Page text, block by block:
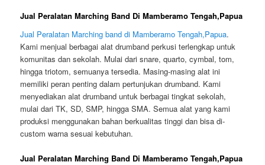
Jual Peralatan Marching Band Di Mamberamo Tengah,Papua
Jual Peralatan Marching band di Mamberamo Tengah,Papua.
Kami menjual berbagai alat drumband perkusi terlengkap untuk
komunitas dan sekolah. Mulai dari snare, quarto, cymbal, tom,
hingga triotom, semuanya tersedia. Masing-masing alat ini
memiliki peran penting dalam pertunjukan drumband. Kami
menyediakan alat drumband untuk berbagai tingkat sekolah,
mulai dari TK, SD, SMP, hingga SMA. Semua alat yang kami
produksi menggunakan bahan berkualitas tinggi dan bisa di-
custom warna sesuai kebutuhan.
Jual Peralatan Marching Band Di Mamberamo Tengah,Papua